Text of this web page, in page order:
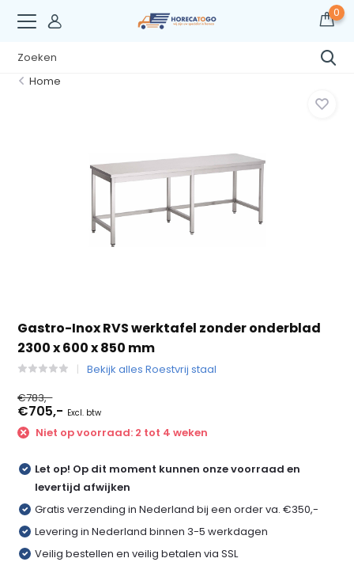
0
Home
Gastro-Inox RVS werktafel zonder onderblad
2300 x 600 x 850 mm
Bekijk alles Roestvrij staal
€783,-
€705,- Excl. btw
Niet op voorraad: 2 tot 4 weken
Let op! Op dit moment kunnen onze voorraad en
levertijd afwijken
Gratis verzending in Nederland bij een order va. €350,-
Levering in Nederland binnen 3-5 werkdagen
Veilig bestellen en veilig betalen via SSL